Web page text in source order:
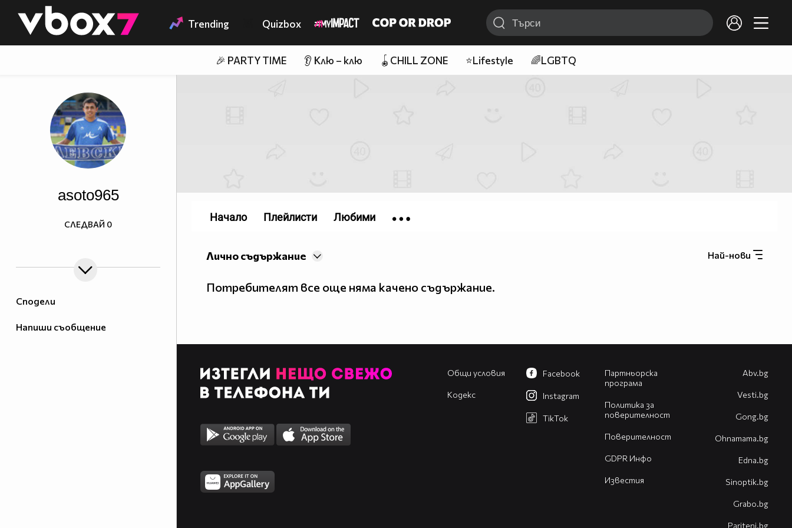
👾 Trending Quizbox
🎉 PARTY TIME 👂 Клю – клю 🪀CHILL ZONE ⭐Lifestyle 🌈LGBTQ
Сподели
Напиши съобщение
asoto965
СЛЕДВАЙ 0
Най-нови
Лично съдържание
Потребителят все още няма качено съдържание.
Начало Плейлисти Любими
Общи условия
Кодекс
Партньорска
програма
Политика за
поверителност
Поверителност
GDPR Инфо
Известия
Facebook
Instagram
TikTok
Abv.bg
Vesti.bg
Gong.bg
Оhnamama.bg
Edna.bg
Sinoptik.bg
Grabo.bg
Pariteni.bg